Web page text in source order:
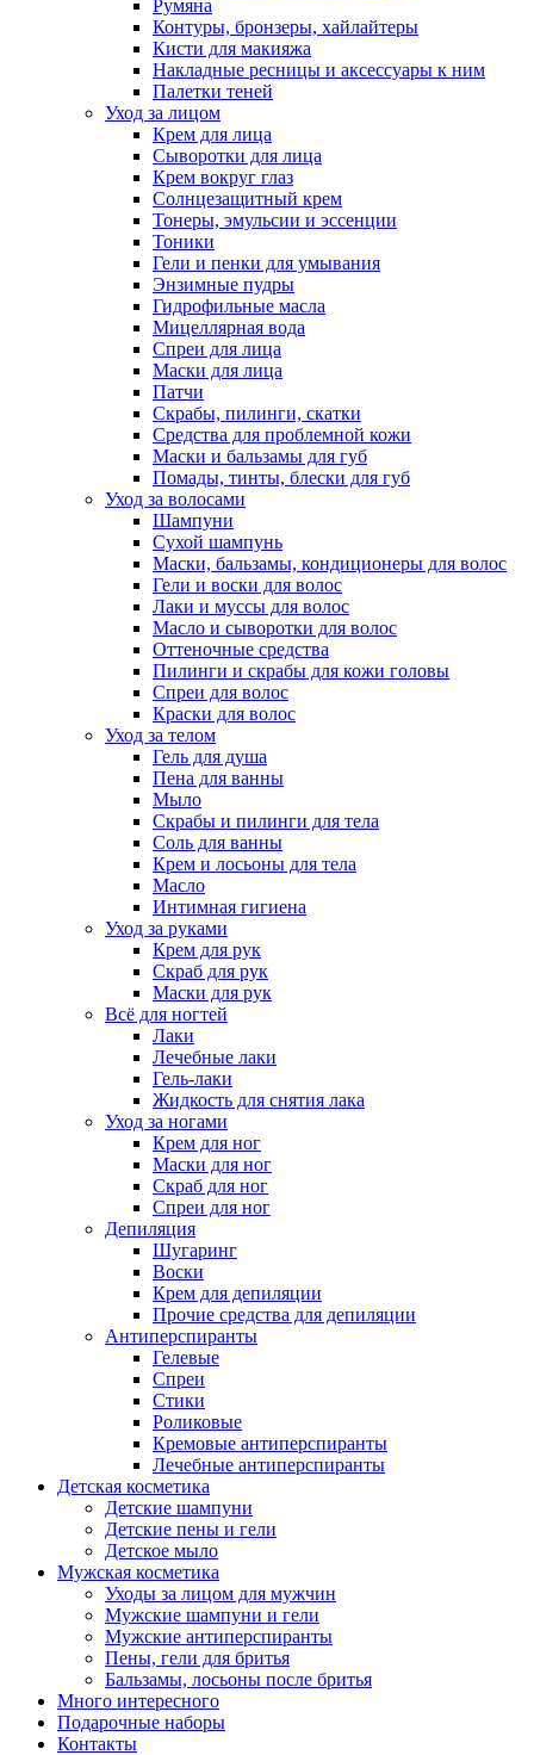
Румяна
Контуры, бронзеры, хайлайтеры
Кисти для макияжа
Накладные ресницы и аксессуары к ним
Палетки теней
Уход за лицом
Крем для лица
Сыворотки для лица
Крем вокруг глаз
Солнцезащитный крем
Тонеры, эмульсии и эссенции
Тоники
Гели и пенки для умывания
Энзимные пудры
Гидрофильные масла
Мицеллярная вода
Спреи для лица
Маски для лица
Патчи
Скрабы, пилинги, скатки
Средства для проблемной кожи
Маски и бальзамы для губ
Помады, тинты, блески для губ
Уход за волосами
Шампуни
Сухой шампунь
Маски, бальзамы, кондиционеры для волос
Гели и воски для волос
Лаки и муссы для волос
Масло и сыворотки для волос
Оттеночные средства
Пилинги и скрабы для кожи головы
Спреи для волос
Краски для волос
Уход за телом
Гель для душа
Пена для ванны
Мыло
Скрабы и пилинги для тела
Соль для ванны
Крем и лосьоны для тела
Масло
Интимная гигиена
Уход за руками
Крем для рук
Скраб для рук
Маски для рук
Всё для ногтей
Лаки
Лечебные лаки
Гель-лаки
Жидкость для снятия лака
Уход за ногами
Крем для ног
Маски для ног
Скраб для ног
Спреи для ног
Депиляция
Шугаринг
Воски
Крем для депиляции
Прочие средства для депиляции
Антиперспиранты
Гелевые
Спреи
Стики
Роликовые
Кремовые антиперспиранты
Лечебные антиперспиранты
Детская косметика
Детские шампуни
Детские пены и гели
Детское мыло
Мужская косметика
Уходы за лицом для мужчин
Мужские шампуни и гели
Мужские антиперспиранты
Пены, гели для бритья
Бальзамы, лосьоны после бритья
Много интересного
Подарочные наборы
Контакты